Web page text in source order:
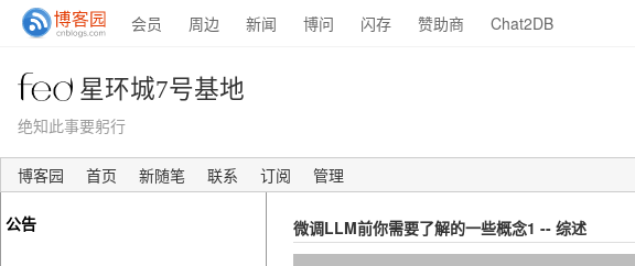
会员 周边 新闻 博问 闪存 赞助商 Chat2DB
星环城7号基地
绝知此事要躬行
博客园 首页 新随笔 联系 订阅 管理
微调LLM前你需要了解的一些概念1 -- 综述
公告